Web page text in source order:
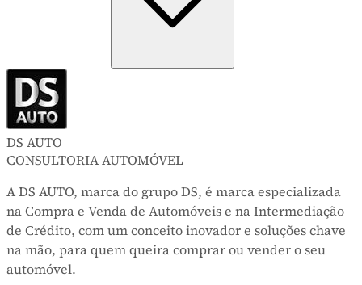
DS AUTO
CONSULTORIA AUTOMÓVEL
A DS AUTO, marca do grupo DS, é marca especializada
na Compra e Venda de Automóveis e na Intermediação
de Crédito, com um conceito inovador e soluções chave
na mão, para quem queira comprar ou vender o seu
automóvel.